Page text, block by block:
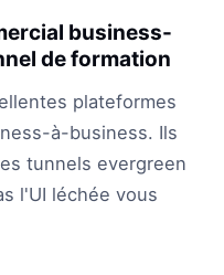
business-
de formation
plateformes
à-business. Ils
tunnels evergreen
l'UI léchée vous